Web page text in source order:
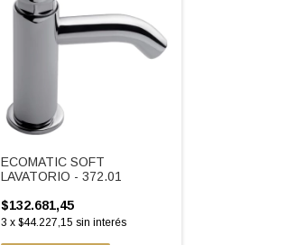
ECOMATIC SOFT
LAVATORIO - 372.01
$132.681,45
3 x $44.227,15 sin interés